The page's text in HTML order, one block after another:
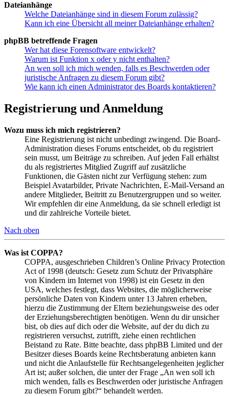
Dateianhänge
Welche Dateianhänge sind in diesem Forum zulässig?
Kann ich eine Übersicht all meiner Dateianhänge erhalten?
phpBB betreffende Fragen
Wer hat diese Forensoftware entwickelt?
Warum ist Funktion x oder y nicht enthalten?
An wen soll ich mich wenden, falls es Beschwerden oder
juristische Anfragen zu diesem Forum gibt?
Wie kann ich einen Administrator des Boards kontaktieren?
Registrierung und Anmeldung
Wozu muss ich mich registrieren?
Eine Registrierung ist nicht unbedingt zwingend. Die Board-
Administration dieses Forums entscheidet, ob du registriert
sein musst, um Beiträge zu schreiben. Auf jeden Fall erhältst
du als registriertes Mitglied Zugriff auf zusätzliche
Funktionen, die Gästen nicht zur Verfügung stehen: zum
Beispiel Avatarbilder, Private Nachrichten, E-Mail-Versand an
andere Mitglieder, Beitritt zu Benutzergruppen und so weiter.
Wir empfehlen dir eine Anmeldung, da sie schnell erledigt ist
und dir zahlreiche Vorteile bietet.
Nach oben
Was ist COPPA?
COPPA, ausgeschrieben Children’s Online Privacy Protection
Act of 1998 (deutsch: Gesetz zum Schutz der Privatsphäre
von Kindern im Internet von 1998) ist ein Gesetz in den
USA, welches festlegt, dass Websites, die möglicherweise
persönliche Daten von Kindern unter 13 Jahren erheben,
hierzu die Zustimmung der Eltern beziehungsweise des oder
der Erziehungsberechtigten benötigen. Wenn du dir unsicher
bist, ob dies auf dich oder die Website, auf der du dich zu
registrieren versuchst, zutrifft, ziehe einen rechtlichen
Beistand zu Rate. Bitte beachte, dass phpBB Limited und der
Besitzer dieses Boards keine Rechtsberatung anbieten kann
und nicht die Anlaufstelle für Rechtsangelegenheiten jeglicher
Art ist; außer solchen, die unter der Frage „An wen soll ich
mich wenden, falls es Beschwerden oder juristische Anfragen
zu diesem Forum gibt?“ behandelt werden.